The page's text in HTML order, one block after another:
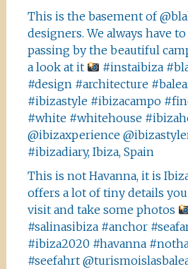
This is the basement of
designers. We always have
passing by the beautiful
a look at it
#instaibiza
#design #architecture
#ibizastyle #ibizacampo
#white #whitehouse
@ibizaxperience
#ibizadiary, Ibiza, Spain
This is not Havanna, it is
offers a lot of tiny details
visit and take some photos
#salinasibiza #anchor
#ibiza2020 #havanna
#seefahrt